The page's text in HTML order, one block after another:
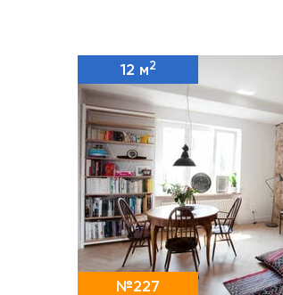
12 м2
№227